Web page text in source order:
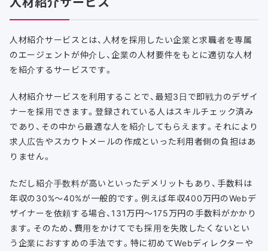
人材紹介サービスとは、人材を採用したい企業と求職者を専属
のエージェントが仲介し、企業の人材要件をもとに適切な人材
を紹介するサービスです。
人材紹介サービスを利用することで、最短3日で即戦力のデザイ
ナーを採用できます。登録されている人はスキルチェック済み
であり、その中から最適な人を紹介してもらえます。それにより
求人広告やスカウトメールの作成といった利用者側の負担はあ
りません。
ただし紹介手数料が高いといったデメリットもあり、手数料は
年収の30%〜40%が一般的です。例えば年収400万円のWebデ
ザイナーを依頼する場合、131万円〜175万円の手数料がかかり
ます。そのため、費用をかけてでも採用を失敗したくないとい
う企業におすすめの手法です。特に初めてWebディレクターや